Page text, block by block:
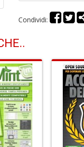
Condividi: